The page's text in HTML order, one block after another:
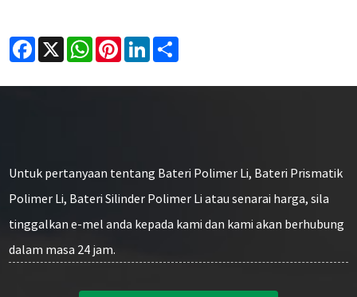
Facebook
X WhatsAppPinterestLinkedIn
Untuk pertanyaan tentang Bateri Polimer Li, Bateri Prismatik
Polimer Li, Bateri Silinder Polimer Li atau senarai harga, sila
tinggalkan e-mel anda kepada kami dan kami akan berhubung
dalam masa 24 jam.